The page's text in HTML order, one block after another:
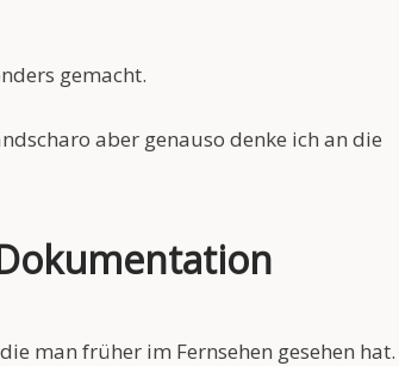
gemacht.
aber genauso denke ich an die
man früher im Fernsehen gesehen hat.